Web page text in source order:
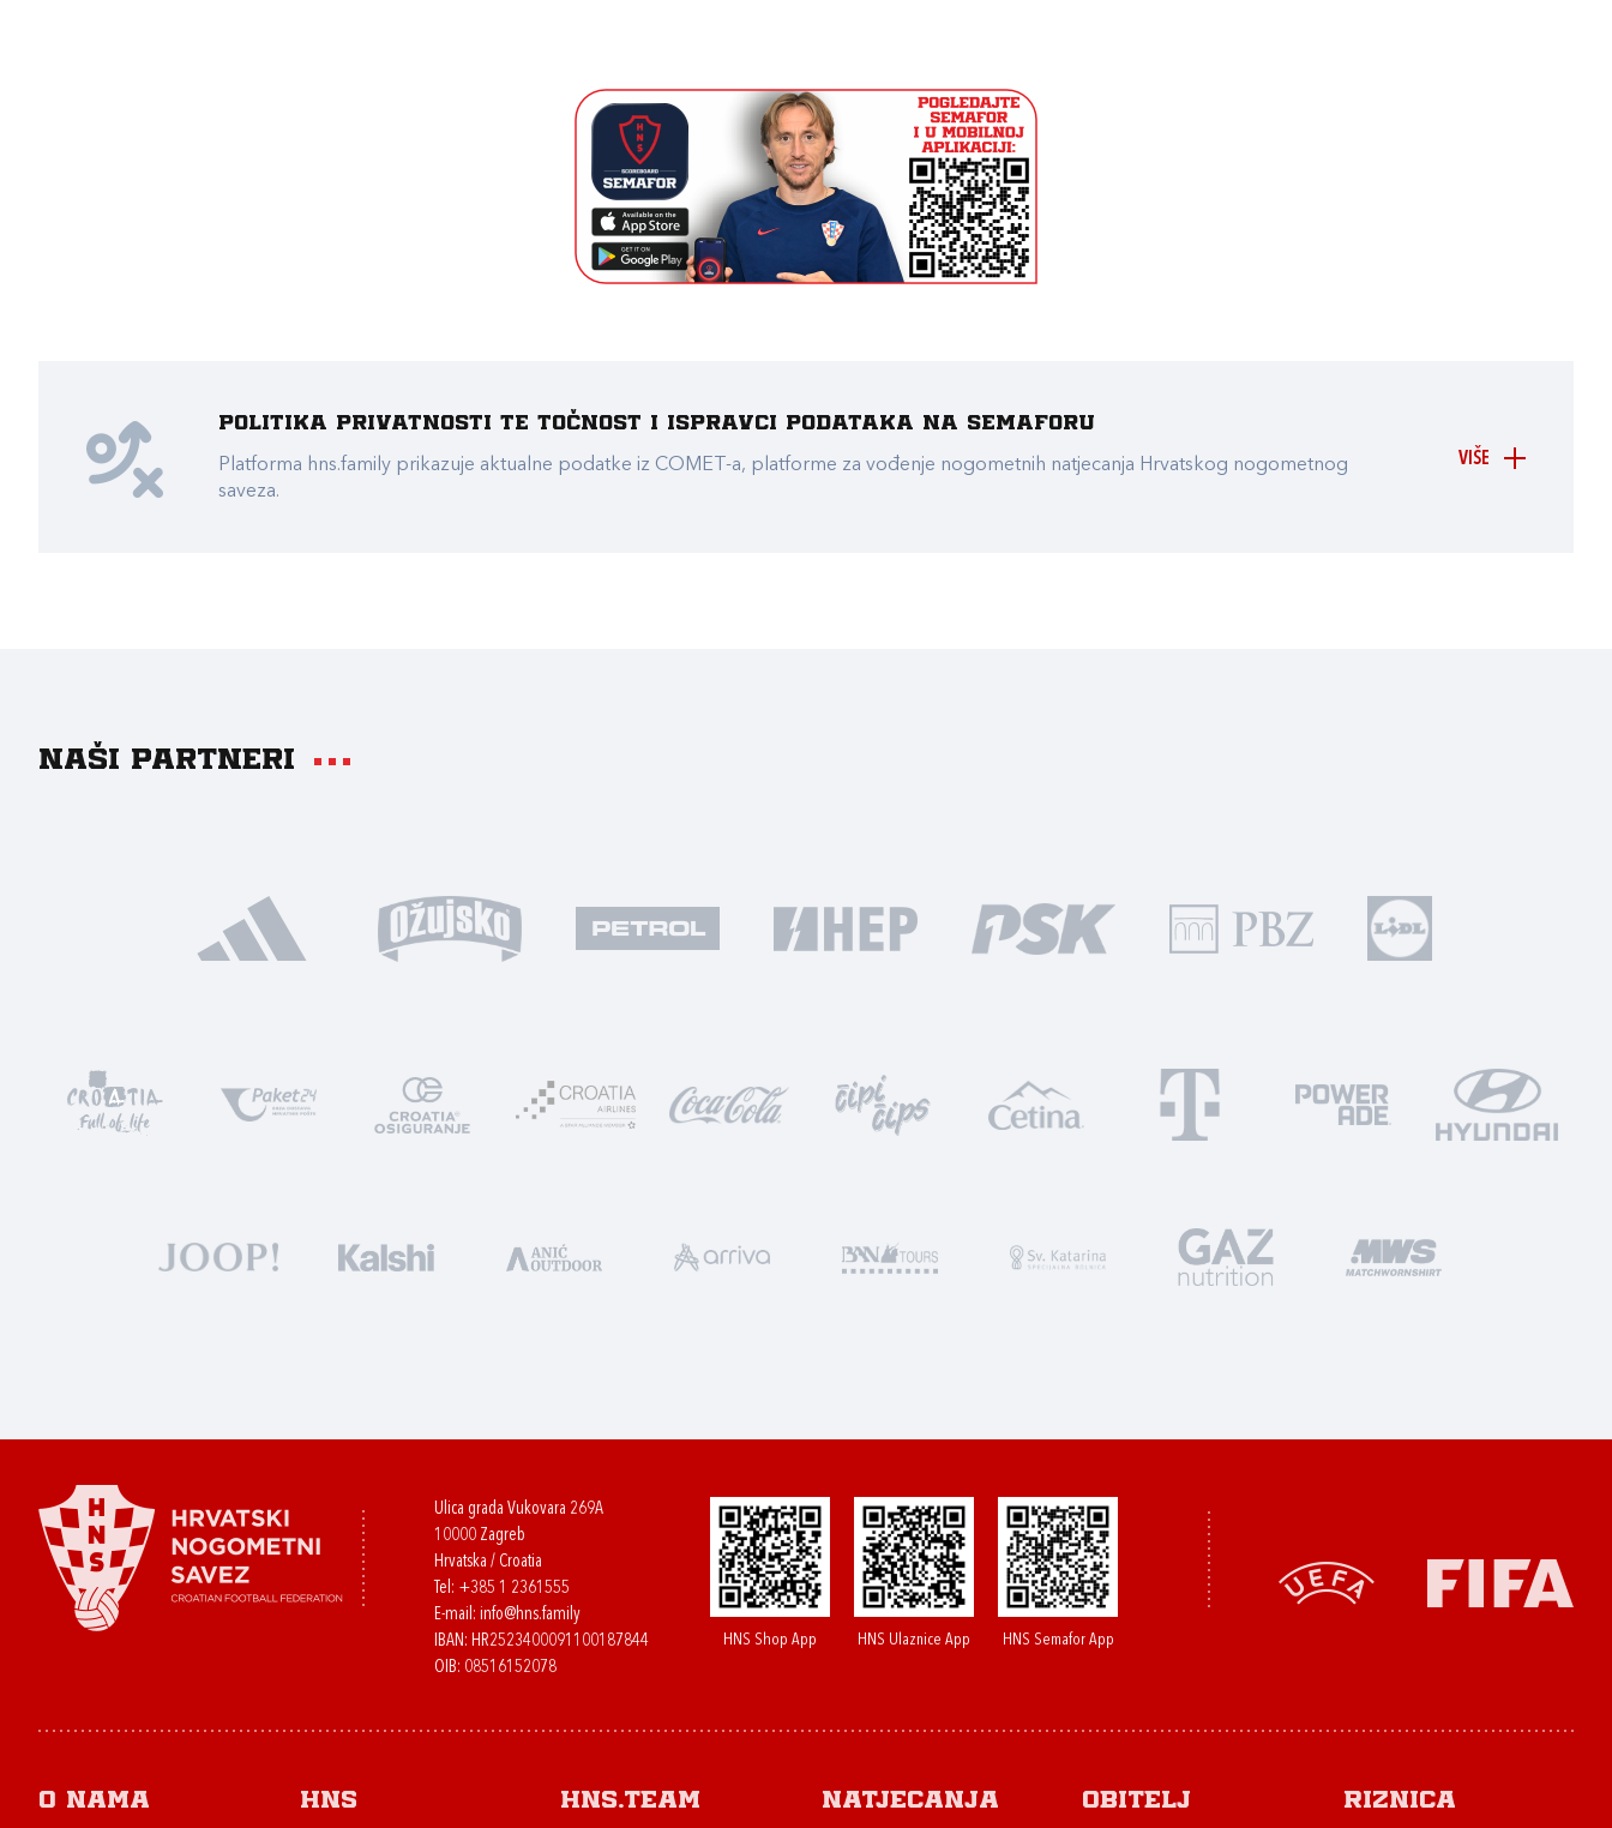
VIŠE
Politika privatnosti te točnost i ispravci podataka na Semaforu
Platforma hns.family prikazuje aktualne podatke iz COMET-a, platforme za vođenje nogometnih natjecanja Hrvatskog nogometnog
saveza.
Naši partneri
Ulica grada Vukovara 269A
10000 Zagreb
Hrvatska / Croatia
Tel: +385 1 2361555
E-mail: info@hns.family
IBAN: HR2523400091100187844
OIB: 08516152078
HNS Shop App HNS Ulaznice App HNS Semafor App
O nama HNS HNS.team Natjecanja Obitelj Riznica